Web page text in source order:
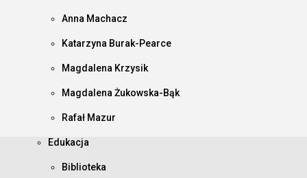
Anna Machacz
Katarzyna Burak-Pearce
Magdalena Krzysik
Magdalena Żukowska-Bąk
Rafał Mazur
Edukacja
Biblioteka